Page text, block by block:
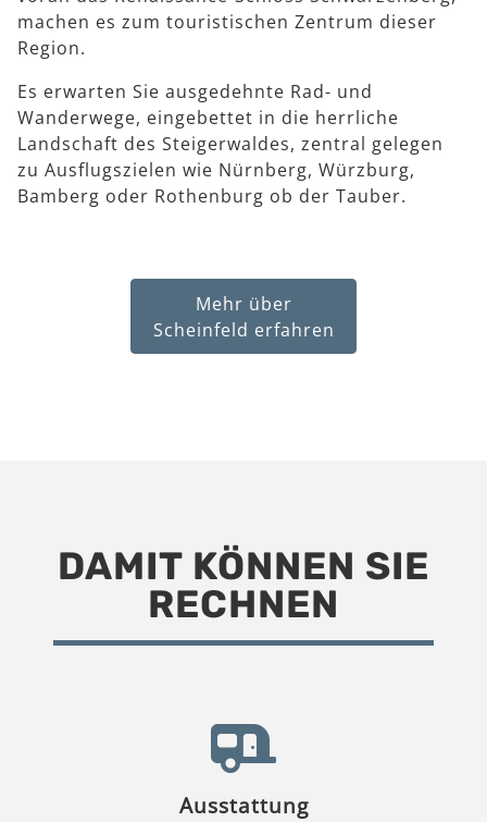
machen es zum touristischen Zentrum dieser
Region.
Es erwarten Sie ausgedehnte Rad- und
Wanderwege, eingebettet in die herrliche
Landschaft des Steigerwaldes, zentral gelegen
zu Ausflugszielen wie Nürnberg, Würzburg,
Bamberg oder Rothenburg ob der Tauber.
Mehr über
Scheinfeld erfahren
DAMIT KÖNNEN SIE
RECHNEN
Ausstattung